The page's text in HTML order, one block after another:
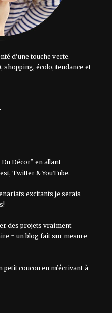
d'une touche verte.
shopping, écolo, tendance et
Du Décor” en allant
, Twitter&YouTube.
excitants je serais
des projets vraiment
= un blog fait sur mesure
coucou en m’écrivant à